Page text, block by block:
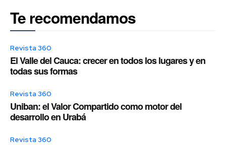
Te recomendamos
Revista 360
El Valle del Cauca: crecer en todos los lugares y en
todas sus formas
Revista 360
Uniban: el Valor Compartido como motor del
desarrollo en Urabá
Revista 360